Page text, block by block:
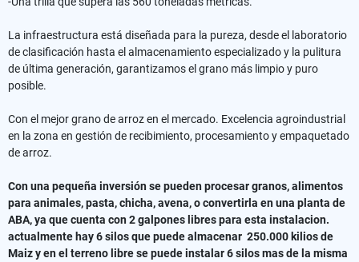
La infraestructura está diseñada para la pureza, desde el laboratorio
de clasificación hasta el almacenamiento especializado y la pulitura
de última generación, garantizamos el grano más limpio y puro
posible.
Con el mejor grano de arroz en el mercado. Excelencia agroindustrial
en la zona en gestión de recibimiento, procesamiento y empaquetado
de arroz.
Con una pequeña inversión se pueden procesar granos, alimentos
para animales, pasta, chicha, avena, o convertirla en una planta de
ABA, ya que cuenta con 2 galpones libres para esta instalacion.
actualmente hay 6 silos que puede almacenar 250.000 kilios de
Maiz y en el terreno libre se puede instalar 6 silos mas de la misma